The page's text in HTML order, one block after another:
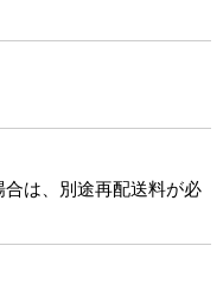
は、別途再配送料が必